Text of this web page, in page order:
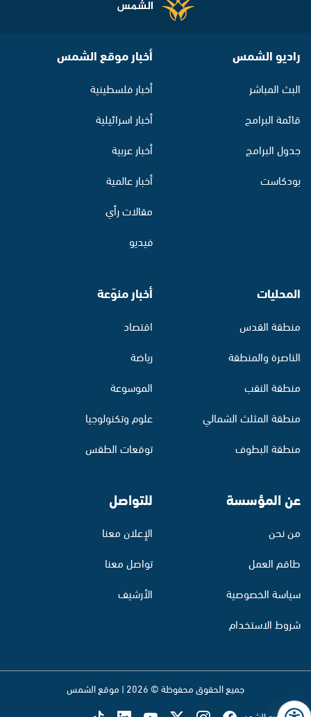
راديو الشمس
البث المباشر
قائمة البرامج
جدول البرامج
بودكاست
أخبار موقع الشمس
أخبار فلسطينية
أخبار اسرائيلية
أخبار عربية
أخبار عالمية
مقالات رأي
فيديو
المحليات
منطقة القدس
الناصرة والمنطقة
منطقة النقب
منطقة المثلث الشمالي
منطقة البطوف
أخبار منوّعة
اقتصاد
رياضة
الموسوعة
علوم وتكنولوجيا
توقعات الطقس
عن المؤسسة
من نحن
طاقم العمل
سياسة الخصوصية
شروط الاستخدام
للتواصل
الإعلان معنا
تواصل معنا
الأرشيف
جميع الحقوق محفوظة © 2026 | موقع الشمس